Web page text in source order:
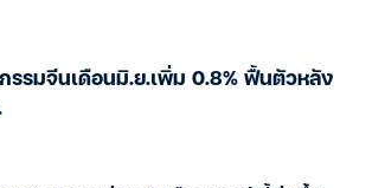
รรมจีนเดือนมิ.ย.เพิ่ม 0.8% ฟื้นตัวหลัง